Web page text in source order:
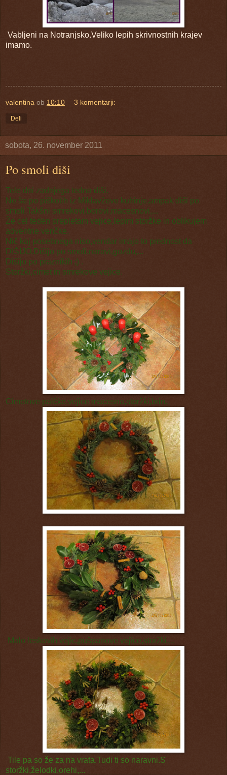
Vabljeni na Notranjsko.Veliko lepih skrivnostnih krajev
imamo.
valentina ob 10:10 3 komentarji:
Deli
sobota, 26. november 2011
Po smoli diši
Tele dni zadnjega tedna diši.
Ne še po piškotih iz Miklavževe kuhinje,ampak diši po
smoli.Takšni smrekovi,borovi,macesnovi,...
Že cel teden prepletam vejice,lepim storžke in oblikujem
adventne venčke.
Nič kaj posebnega niso,vendar imajo to prednost da
DIŠIJO.Dišijo po smoli,naravi,gozdu,...
Dišijo po praznikih ;) .
Storžki,cimet in smrekove vejice.
Cimetove palčke,vejice macesna,storžki,brin.
Malo leskovih vejic,pušpanove vejice,storžki,...
Tile pa so že za na vrata.Tudi ti so naravni.S
storžki,želodki,orehi,...